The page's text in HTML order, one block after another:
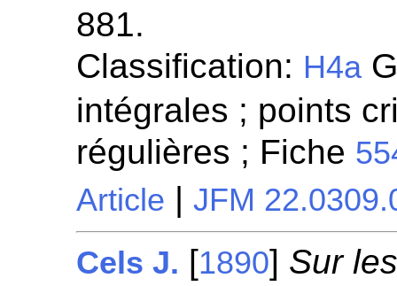
881.
Classification: H4a
intégrales ; points
régulières ; Fiche
Article |JFM
Cels J. [1890] Sur